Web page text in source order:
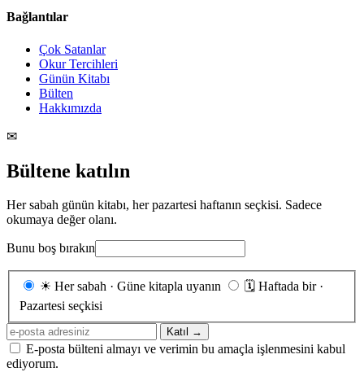
Bağlantılar
Çok Satanlar
Okur Tercihleri
Günün Kitabı
Bülten
Hakkımızda
✉
Bültene katılın
Her sabah günün kitabı, her pazartesi haftanın seçkisi. Sadece
okumaya değer olanı.
Bunu boş bırakın
Gönderim
☀ Her sabah · Güne kitapla uyanın 🗓 Haftada bir ·
Pazartesi seçkisi
E-
posta
adresiniz
Katıl →
E-posta bülteni almayı ve verimin bu amaçla işlenmesini kabul
ediyorum.